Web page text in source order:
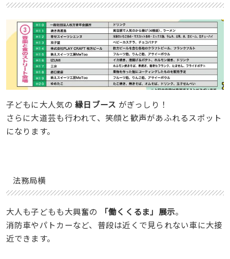
子どもに大人気の縁日ブース がぎっしり！
さらに大道芸も行われて、笑顔と歓声があふれるスポット
になります。
法務局横
大人も子どもも大興奮の 「働くくるま」展示。
消防車やパトカーなど、普段は近くで見られない車に大接
近できます。